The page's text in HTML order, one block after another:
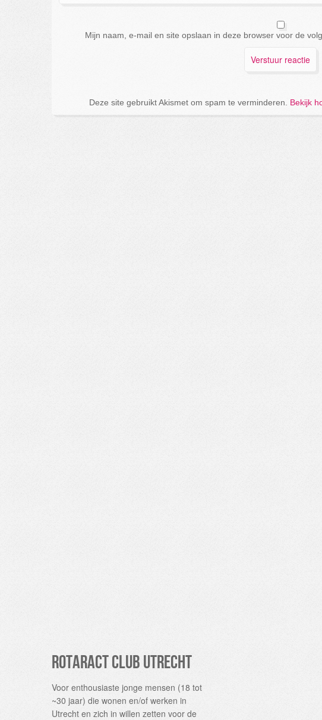
Mijn naam, e-mail en site opslaan in deze browser voor de
Deze site gebruikt Akismet om spam te verminderen. Bekijk
Rotaract Club Utrecht
Voor enthousiaste jonge mensen (18 tot
~30 jaar) die wonen en/of werken in
Utrecht en zich in willen zetten voor de